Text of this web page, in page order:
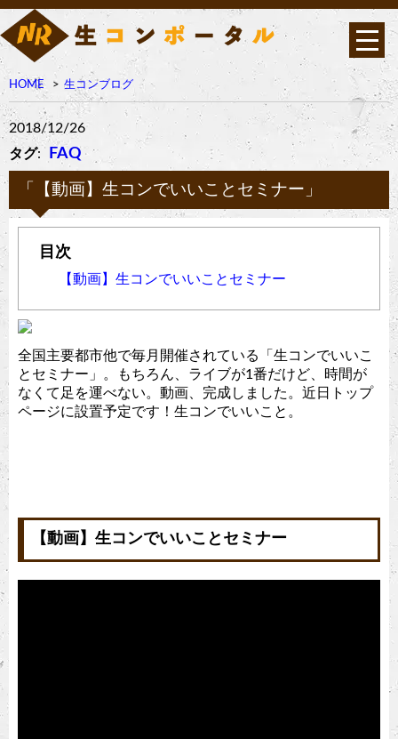
HOME 生コンブログ
2018/12/26
タグ: FAQ
「【動画】生コンでいいことセミナー」
【動画】生コンでいいことセミナー
全国主要都市他で毎月開催されている「生コンでいいこ
とセミナー」。もちろん、ライブが1番だけど、時間が
なくて足を運べない。動画、完成しました。近日トップ
ページに設置予定です！生コンでいいこと。
【動画】生コンでいいことセミナー